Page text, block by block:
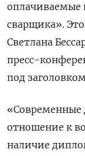
оплачиваемые
сварщика».
Светлана
пресс-
под
«Современные
отношение к
наличие